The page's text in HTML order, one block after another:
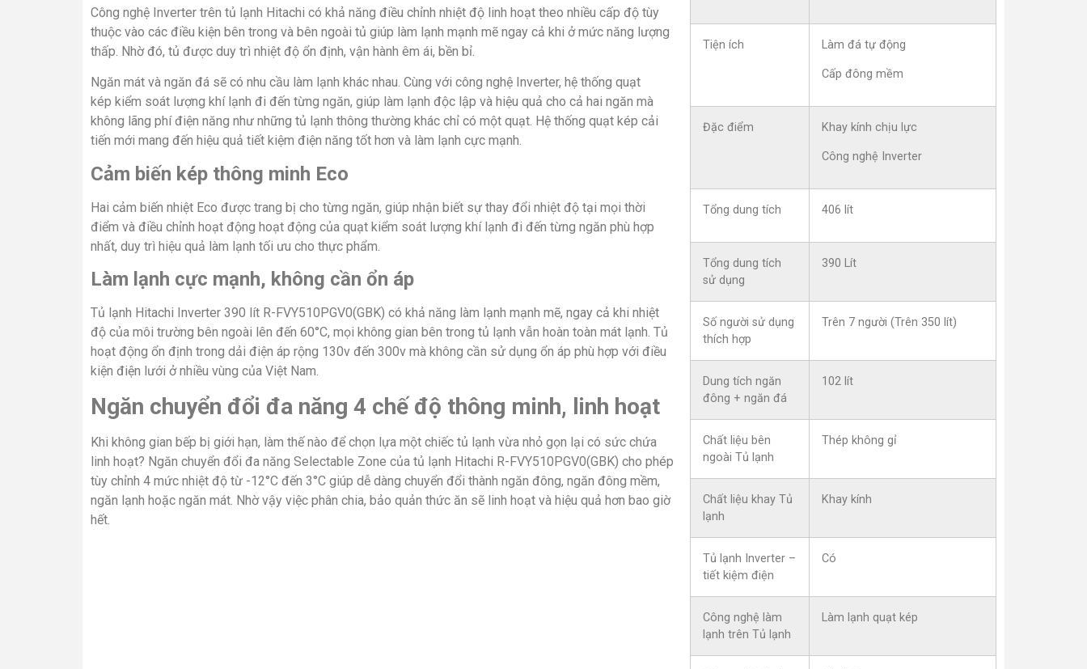
Công nghệ Inverter trên tủ lạnh Hitachi có khả năng điều chỉnh nhiệt độ linh hoạt theo nhiều cấp độ tùy
thuộc vào các điều kiện bên trong và bên ngoài tủ giúp làm lạnh mạnh mẽ ngay cả khi ở mức năng lượng
thấp. Nhờ đó, tủ được duy trì nhiệt độ ổn định, vận hành êm ái, bền bỉ.
Ngăn mát và ngăn đá sẽ có nhu cầu làm lạnh khác nhau. Cùng với công nghệ Inverter, hệ thống quạt
kép kiểm soát lượng khí lạnh đi đến từng ngăn, giúp làm lạnh độc lập và hiệu quả cho cả hai ngăn mà
không lãng phí điện năng như những tủ lạnh thông thường khác chỉ có một quạt. Hệ thống quạt kép cải
tiến mới mang đến hiệu quả tiết kiệm điện năng tốt hơn và làm lạnh cực mạnh.
Cảm biến kép thông minh Eco
Hai cảm biến nhiệt Eco được trang bị cho từng ngăn, giúp nhận biết sự thay đổi nhiệt độ tại mọi thời
điểm và điều chỉnh hoạt động hoạt động của quạt kiểm soát lượng khí lạnh đi đến từng ngăn phù hợp
nhất, duy trì hiệu quả làm lạnh tối ưu cho thực phẩm.
Làm lạnh cực mạnh, không cần ổn áp
Tủ lạnh Hitachi Inverter 390 lít R-FVY510PGV0(GBK) có khả năng làm lạnh mạnh mẽ, ngay cả khi nhiệt
độ của môi trường bên ngoài lên đến 60°C, mọi không gian bên trong tủ lạnh vẫn hoàn toàn mát lạnh. Tủ
hoạt động ổn định trong dải điện áp rộng 130v đến 300v mà không cần sử dụng ổn áp phù hợp với điều
kiện điện lưới ở nhiều vùng của Việt Nam.
Ngăn chuyển đổi đa năng 4 chế độ thông minh, linh hoạt
Khi không gian bếp bị giới hạn, làm thế nào để chọn lựa một chiếc tủ lạnh vừa nhỏ gọn lại có sức chứa
linh hoạt? Ngăn chuyển đổi đa năng Selectable Zone của tủ lạnh Hitachi R-FVY510PGV0(GBK) cho phép
tùy chỉnh 4 mức nhiệt độ từ -12°C đến 3°C giúp dễ dàng chuyển đổi thành ngăn đông, ngăn đông mềm,
ngăn lạnh hoặc ngăn mát. Nhờ vậy việc phân chia, bảo quản thức ăn sẽ linh hoạt và hiệu quả hơn bao giờ
hết.
Tiện ích Làm đá tự động
Cấp đông mềm
Đặc điểm Khay kính chịu lực
Công nghệ Inverter
Tổng dung tích 406 lít
Tổng dung tích
sử dụng
390 Lít
Số người sử dụng
thích hợp
Trên 7 người (Trên 350 lít)
Dung tích ngăn
đông + ngăn đá
102 lít
Chất liệu bên
ngoài Tủ lạnh
Thép không gỉ
Chất liệu khay Tủ
lạnh
Khay kính
Tủ lạnh Inverter –
tiết kiệm điện
Có
Công nghệ làm
lạnh trên Tủ lạnh
Làm lạnh quạt kép